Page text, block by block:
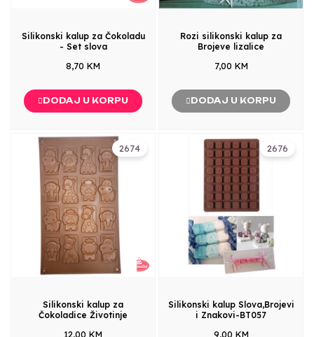
Silikonski kalup za Čokoladu
- Set slova
8,70 KM
DODAJ U KORPU
Rozi silikonski kalup za
Brojeve lizalice
7,00 KM
DODAJ U KORPU
2674
Silikonski kalup za
Čokoladice Životinje
12,00 KM
2676
Silikonski kalup Slova,Brojevi
i Znakovi-BT057
9,00 KM